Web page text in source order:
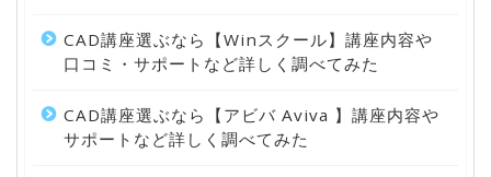
CAD講座選ぶなら【Winスクール】講座内容や
口コミ・サポートなど詳しく調べてみた
CAD講座選ぶなら【アビバ Aviva 】講座内容や
サポートなど詳しく調べてみた